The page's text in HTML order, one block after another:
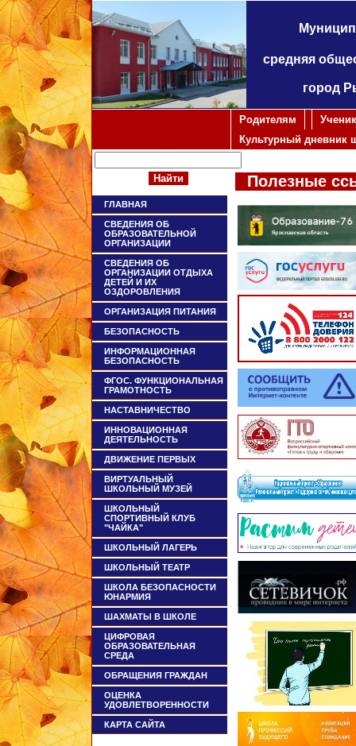
средняя
город
Родителям
Культурный дневник
ГЛАВНАЯ
СВЕДЕНИЯ ОБ
ОБРАЗОВАТЕЛЬНОЙ
ОРГАНИЗАЦИИ
СВЕДЕНИЯ ОБ
ОРГАНИЗАЦИИ ОТДЫХА
ДЕТЕЙ И ИХ
ОЗДОРОВЛЕНИЯ
ОРГАНИЗАЦИЯ ПИТАНИЯ
БЕЗОПАСНОСТЬ
ИНФОРМАЦИОННАЯ
БЕЗОПАСНОСТЬ
ФГОС. ФУНКЦИОНАЛЬНАЯ
ГРАМОТНОСТЬ
НАСТАВНИЧЕСТВО
ИННОВАЦИОННАЯ
ДЕЯТЕЛЬНОСТЬ
ДВИЖЕНИЕ ПЕРВЫХ
ВИРТУАЛЬНЫЙ
ШКОЛЬНЫЙ МУЗЕЙ
ШКОЛЬНЫЙ
СПОРТИВНЫЙ КЛУБ
"ЧАЙКА"
ШКОЛЬНЫЙ ЛАГЕРЬ
ШКОЛЬНЫЙ ТЕАТР
ШКОЛА БЕЗОПАСНОСТИ
ЮНАРМИЯ
ШАХМАТЫ В ШКОЛЕ
ЦИФРОВАЯ
ОБРАЗОВАТЕЛЬНАЯ
СРЕДА
ОБРАЩЕНИЯ ГРАЖДАН
ОЦЕНКА
УДОВЛЕТВОРЕННОСТИ
КАРТА САЙТА
Полезные